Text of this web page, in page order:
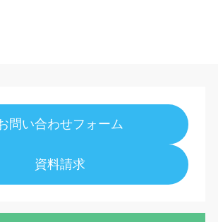
問い合わせフォーム
資料請求